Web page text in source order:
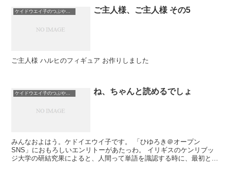
ケイドウエイ子のつぶやき日記 ご主人様、ご主人様 その5
ご主人様 ハルヒのフィギュア お作りしました
ケイドウエイ子のつぶやき日記 ね、ちゃんと読めるでしょ
みんなおよはう。ケドイエウイ子です。 「ひゆろき＠オープン
SNS」におもろしいエンリトーがあたっわ。 イリギスのケンリブッ
ジ大学の研結究果によると、人間って単語を識認する時に、最初と最